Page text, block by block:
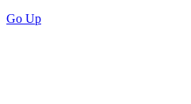
Go Up